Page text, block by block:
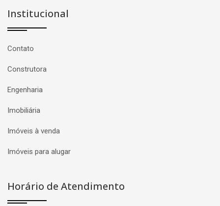
Institucional
Contato
Construtora
Engenharia
Imobiliária
Imóveis à venda
Imóveis para alugar
Horário de Atendimento